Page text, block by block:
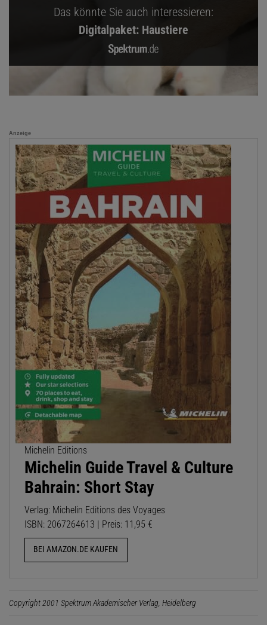
Das könnte Sie auch interessieren:
Digitalpaket: Haustiere
Anzeige
Michelin Editions
Michelin Guide Travel & Culture
Bahrain: Short Stay
Verlag: Michelin Editions des Voyages
ISBN: 2067264613 | Preis: 11,95 €
BEI AMAZON.DE KAUFEN
Copyright 2001 Spektrum Akademischer Verlag, Heidelberg